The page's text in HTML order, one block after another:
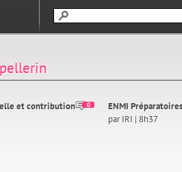
0
et contribution
ENMI
par IRI | 8h37